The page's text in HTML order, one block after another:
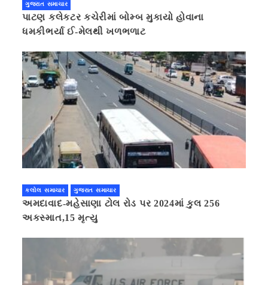
ગુજરાત સમાચાર
પાટણ કલેકટર કચેરીમાં બોમ્બ મુકાયો હોવાના
ધમકીભર્યા ઈ-મેલથી ખળભળાટ
કલોલ સમાચાર ગુજરાત સમાચાર
અમદાવાદ-મહેસાણા ટોલ રોડ પર 2024માં કુલ 256
અકસ્માત,15 મૃત્યુ